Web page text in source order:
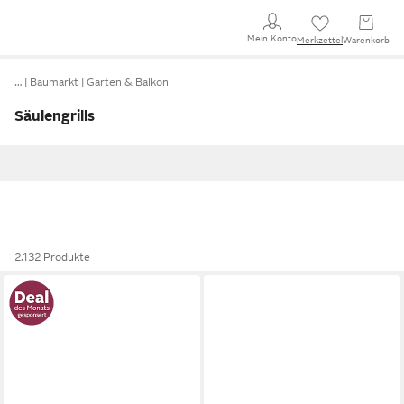
Mein KontoMerkzettel Warenkorb
… Baumarkt Garten & Balkon
Säulengrills
2.132 Produkte